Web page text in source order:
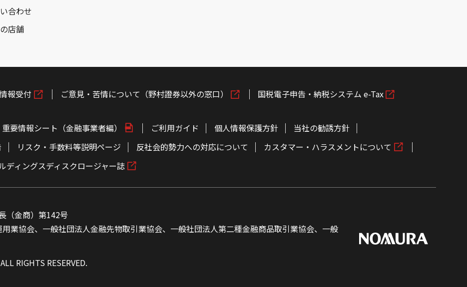
合わせ
店舗
報受付 ご意見・苦情について（野村證券以外の窓口） 国税電子申告・納税システム e-Tax
重要情報シート（金融事業者編） ご利用ガイド 個人情報保護方針
当社の勧誘方針
リスク・手数料等説明ページ 反社会的勢力への対応について
カスタマー・ハラスメントについて
ディングスディスクロージャー誌
（金商）第142号
業協会、一般社団法人金融先物取引業協会、一般社団法人第二種金融商品取引業協会、一般
RIGHTS RESERVED.